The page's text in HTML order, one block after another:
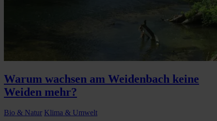
Warum wachsen am Weidenbach keine
Weiden mehr?
Bio & Natur Klima & Umwelt